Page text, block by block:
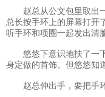
赵总从公文包里取出一
总长按手环上的屏幕打开
听手环和项圈一起发出清
悠悠下意识地扶了一下
身定做的首饰。但悠悠知
赵总伸出手，要把手环